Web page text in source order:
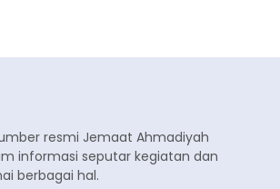
resmi Jemaat Ahmadiyah
informasi seputar kegiatan dan
berbagai hal.